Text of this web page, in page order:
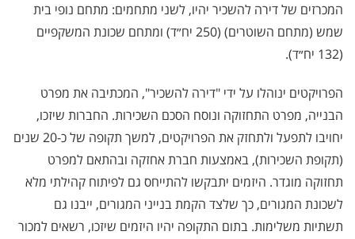
המכרזים של דירה להשכיר יהיו, לשני מתחמים: מתחם נופי בית
שמש (מתחם השוטרים) (250 יח״ד) ומתחם שכונת המשקפיים
(132 יח״ד).
הפרויקטים ינוהלו על ידי "דירה להשכיר", המכתיבה את מפרט
הבנייה, מפרט התחזוקה ונוסח הסכם השכירות. החברות שיזכו,
יחויבו לתפעל ולתחזק את הפרויקטים, למשך תקופה של כ-20 שנים
(תקופת השכירות), באמצעות חברת אחזקה ובהתאם למפרט
תחזוקה מוגדר. היזמים יתבקשו להתייחס גם לפיתוח קהילתי מלא
לשכונת המגורים, כך שלצד הקמת בנייני המגורים, ייבנו גם
תשתיות משלימות. בתום התקופה יהיו היזמים שיזכו, רשאים למכור